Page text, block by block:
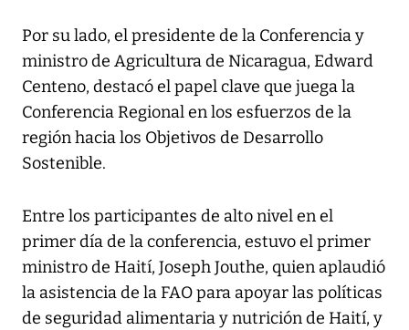
Por su lado, el presidente de la Conferencia y
ministro de Agricultura de Nicaragua, Edward
Centeno, destacó el papel clave que juega la
Conferencia Regional en los esfuerzos de la
región hacia los Objetivos de Desarrollo
Sostenible.
Entre los participantes de alto nivel en el
primer día de la conferencia, estuvo el primer
ministro de Haití, Joseph Jouthe, quien aplaudió
la asistencia de la FAO para apoyar las políticas
de seguridad alimentaria y nutrición de Haití, y